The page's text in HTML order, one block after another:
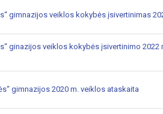
gimnazijos veiklos kokybės įsivertinimas
ginazijos veiklos kokybės įsivertinimo 2022
gimnazijos 2020 m. veiklos ataskaita